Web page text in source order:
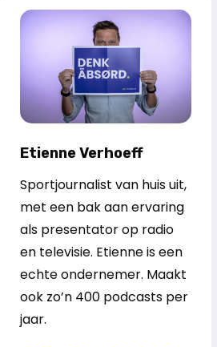
Etienne Verhoeff
Sportjournalist van huis uit,
met een bak aan ervaring
als presentator op radio
en televisie. Etienne is een
echte ondernemer. Maakt
ook zo’n 400 podcasts per
jaar.